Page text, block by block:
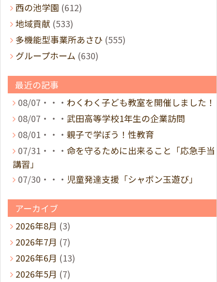
西の池学園 (612)
地域貢献 (533)
多機能型事業所あさひ (555)
グループホーム (630)
最近の記事
08/07・・・ わくわく子ども教室を開催しました！
08/07・・・ 武田高等学校1年生の企業訪問
08/01・・・ 親子で学ぼう！性教育
07/31・・・ 命を守るために出来ること「応急手当
講習」
07/30・・・ 児童発達支援「シャボン玉遊び」
アーカイブ
2026年8月 (3)
2026年7月 (7)
2026年6月 (13)
2026年5月 (7)